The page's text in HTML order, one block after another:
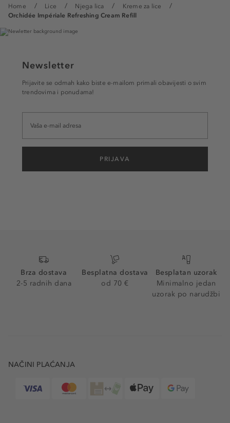
Home Lice Njega lica
Kreme za lice
Orchidée Impériale Refreshing Cream Refill
Newsletter
Prijavite se odmah kako biste e-mailom primali obavijesti o svim
trendovima i ponudama!
PRIJAVA
Brza dostava
2-5 radnih dana
Besplatna dostava
od 70 €
Besplatan uzorak
Minimalno jedan
uzorak po narudžbi
NAČINI PLAĆANJA